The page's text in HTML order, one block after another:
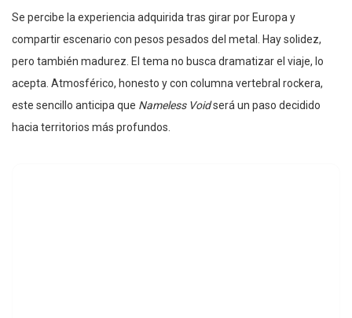
Se percibe la experiencia adquirida tras girar por Europa y
compartir escenario con pesos pesados del metal. Hay solidez,
pero también madurez. El tema no busca dramatizar el viaje, lo
acepta. Atmosférico, honesto y con columna vertebral rockera,
este sencillo anticipa que Nameless Voidserá un paso decidido
hacia territorios más profundos.